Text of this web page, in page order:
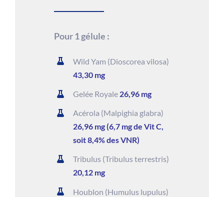
Pour 1 gélule :
Wild Yam (Dioscorea vilosa)
43,30 mg
Gelée Royale 26,96 mg
Acérola (Malpighia glabra)
26,96 mg (6,7 mg de Vit C,
soit 8,4% des VNR)
Tribulus (Tribulus terrestris)
20,12 mg
Houblon (Humulus lupulus)